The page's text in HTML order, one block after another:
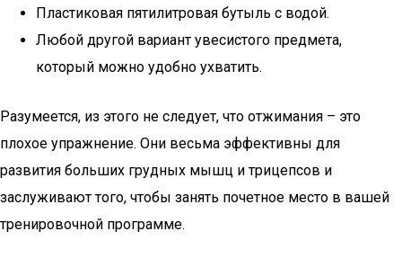
Пластиковая пятилитровая бутыль с водой.
Любой другой вариант увесистого предмета,
который можно удобно ухватить.
Разумеется, из этого не следует, что отжимания – это
плохое упражнение. Они весьма эффективны для
развития больших грудных мышц и трицепсов и
заслуживают того, чтобы занять почетное место в вашей
тренировочной программе.